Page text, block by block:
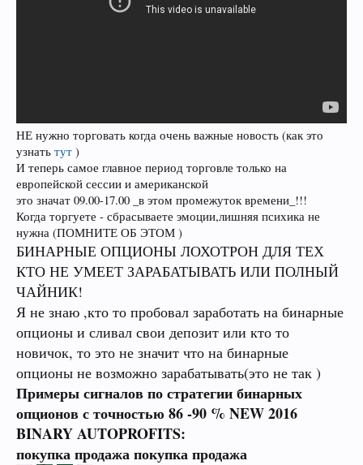
НЕ нужно торговать когда очень важные новость (как это
узнать тут )
И теперь самое главное период торговле только на
европейской сессии и американской
это значат 09.00-17.00 _в этом промежуток времени_!!!
Когда торгуете - сбрасываете эмоции,лишняя психика не
нужна (ПОМНИТЕ ОБ ЭТОМ )
БИНАРНЫЕ ОПЦИОНЫ ЛОХОТРОН ДЛЯ ТЕХ
КТО НЕ УМЕЕТ ЗАРАБАТЫВАТЬ ИЛИ ПОЛНЫЙ
ЧАЙНИК!
Я не знаю ,кто то пробовал заработать на бинарные
опционы и сливал свои депозит или кто то
новичок, то это не значит что на бинарные
опционы не возможно зарабатывать(это не так )
Примеры сигналов по стратегии бинарных
опционов с точностью 86 -90 % NEW 2016
BINARY AUTOPROFITS:
покупка продажа покупка продажа